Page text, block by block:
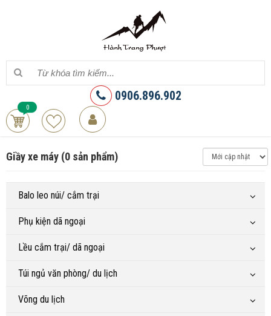
0906.896.902
0
Giầy xe máy (0 sản phẩm)
Balo leo núi/ cắm trại
Phụ kiện dã ngoại
Lều cắm trại/ dã ngoại
Túi ngủ văn phòng/ du lịch
Võng du lịch